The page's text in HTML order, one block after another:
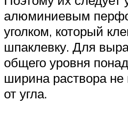
алюминиевым
уголком, который
шпаклевку. Для
общего уровня
ширина раствора
от угла.